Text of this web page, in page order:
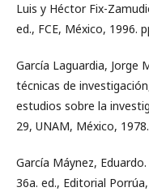
Luis y Héctor Fix-
ed., FCE, México, 1996.
García Laguardia, Jorge
técnicas de
estudios sobre la
29, UNAM, México, 1978.
García Máynez,
36a. ed., Editorial